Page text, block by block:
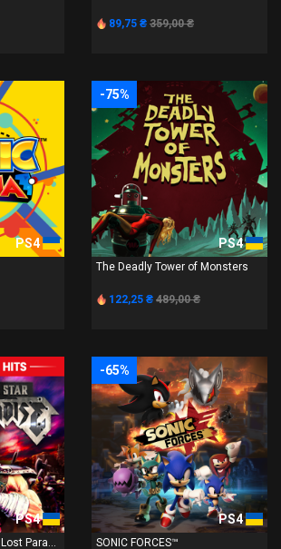
89,75 ₴ 359,00 ₴
PS4
-75%
PS4
The Deadly Tower of Monsters
122,25 ₴ 489,00 ₴
PS4
Para...
-65%
PS4
SONIC FORCES™